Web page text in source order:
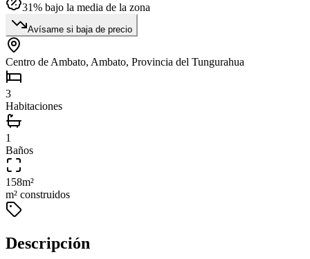
31% bajo la media de la zona
Avísame si baja de precio
Centro de Ambato, Ambato, Provincia del Tungurahua
3
Habitaciones
1
Baños
158m²
m² construidos
Descripción